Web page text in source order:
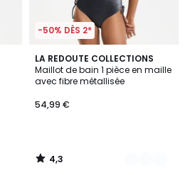
-50% DÈS 2*
LA REDOUTE COLLECTIONS
Maillot de bain 1 pièce en maille
avec fibre métallisée
54,99 €
4,3
/ 5
2
Couleurs
4,3
/